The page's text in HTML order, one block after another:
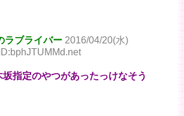
ラブライバー 2016/04/20(水)
指定のやつがあったっけなそう